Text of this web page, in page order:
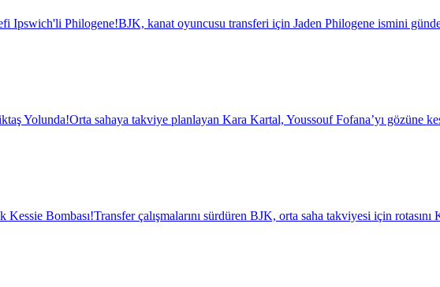
Ipswich'li Philogene!BJK, kanat oyuncusu transferi için Jaden Philogene ismini
Yolunda!Orta sahaya takviye planlayan Kara Kartal, Youssouf Fofana’yı gözüne
Kessie Bombası!Transfer çalışmalarını sürdüren BJK, orta saha takviyesi için rotasını